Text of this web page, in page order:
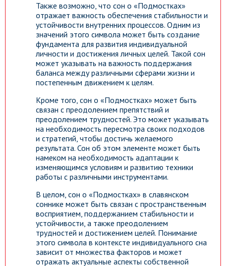
Также возможно, что сон о «Подмостках»
отражает важность обеспечения стабильности и
устойчивости внутренних процессов. Одним из
значений этого символа может быть создание
фундамента для развития индивидуальной
личности и достижения личных целей. Такой сон
может указывать на важность поддержания
баланса между различными сферами жизни и
постепенным движением к целям.
Кроме того, сон о «Подмостках» может быть
связан с преодолением препятствий и
преодолением трудностей. Это может указывать
на необходимость пересмотра своих подходов
и стратегий, чтобы достичь желаемого
результата. Сон об этом элементе может быть
намеком на необходимость адаптации к
изменяющимся условиям и развитию техники
работы с различными инструментами.
В целом, сон о «Подмостках» в славянском
соннике может быть связан с пространственным
восприятием, поддержанием стабильности и
устойчивости, а также преодолением
трудностей и достижением целей. Понимание
этого символа в контексте индивидуального сна
зависит от множества факторов и может
отражать актуальные аспекты собственной